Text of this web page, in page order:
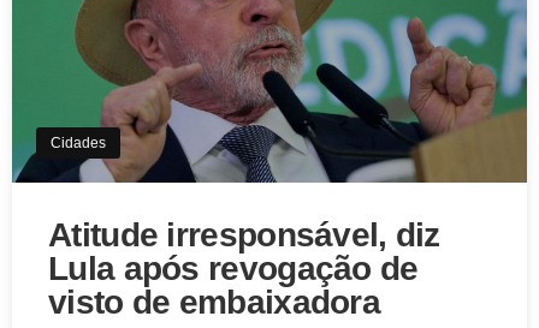
Cidades
Atitude irresponsável, diz
Lula após revogação de
visto de embaixadora